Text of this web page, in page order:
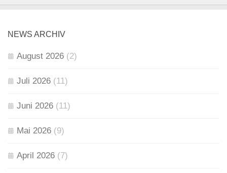
NEWS ARCHIV
August 2026 (2)
Juli 2026 (11)
Juni 2026 (11)
Mai 2026 (9)
April 2026 (7)